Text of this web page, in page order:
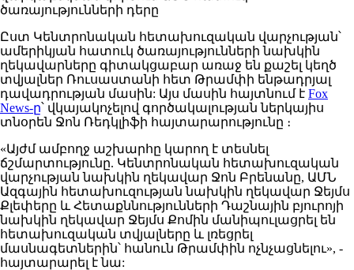
Ըստ Կենտրոնական հետախուզական վարչության՝
ամերիկյան հատուկ ծառայությունների նախկին
ղեկավարները գիտակցաբար առաջ են քաշել կեղծ
տվյալներ Ռուսաստանի հետ Թրամփի ենթադրյալ
դավադրության մասին: Այս մասին հայտնում է Fox
News-ը՝ վկայակոչելով գործակալության ներկայիս
տնօրեն Ջոն Ռեդկլիֆի հայտարարությունը ։
«Այժմ ամբողջ աշխարհը կարող է տեսնել
ճշմարտությունը. Կենտրոնական հետախուզական
վարչության նախկին ղեկավար Ջոն Բրենանը, ԱՄՆ
Ազգային հետախուզության նախկին ղեկավար Ջեյմս
Քլեփերը և Հետաքննությունների Դաշնային բյուրոյի
նախկին ղեկավար Ջեյմս Քոմին մանիպուլացրել են
հետախուզական տվյալները և լռեցրել
մասնագետներին՝ հանուն Թրամփին ոչնչացնելու», -
հայտարարել է նա: